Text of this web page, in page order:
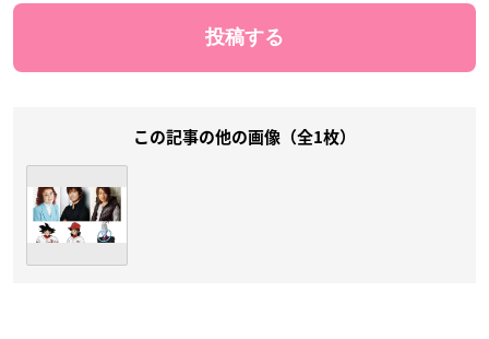
この記事の他の画像（全1枚）